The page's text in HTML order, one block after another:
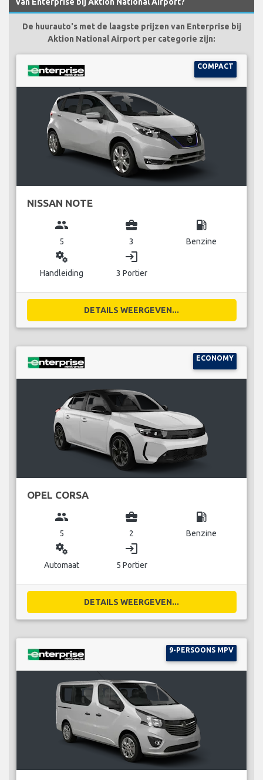
De huurauto's met de laagste prijzen van Enterprise bij
Aktion National Airport per categorie zijn:
COMPACT
NISSAN NOTE
group
5
business_center
3
local_gas_station
Benzine
miscellaneous_services
Handleiding
login
3 Portier
DETAILS WEERGEVEN...
ECONOMY
OPEL CORSA
group
5
business_center
2
local_gas_station
Benzine
miscellaneous_services
Automaat
login
5 Portier
DETAILS WEERGEVEN...
9-PERSOONS MPV